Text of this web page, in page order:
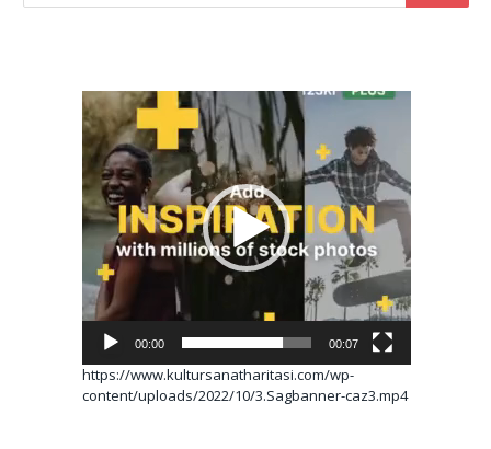
Video
oynatıcı
00:00 00:07
https://www.kultursanatharitasi.com/wp-
content/uploads/2022/10/3.Sagbanner-caz3.mp4